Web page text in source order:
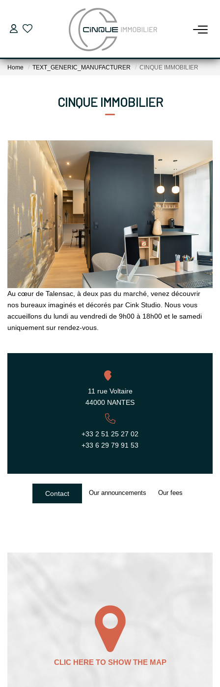
FOR BUY
Business Premises
NEW PROGRAMS
OUR AGENCY
Our History
Our Team
Join The Cinque Family
Our News
Home TEXT_GENERIC_MANUFACTURER CINQUE IMMOBILIER
CINQUE IMMOBILIER
11 rue Voltaire
44000 NANTES
+33 2 51 25 27 02
+33 6 29 79 91 53
Contact Our announcements Our fees
Au cœur de Talensac, à deux pas du marché, venez découvrir
nos bureaux imaginés et décorés par Cink Studio. Nous vous
accueillons du lundi au vendredi de 9h00 à 18h00 et le samedi
uniquement sur rendez-vous.